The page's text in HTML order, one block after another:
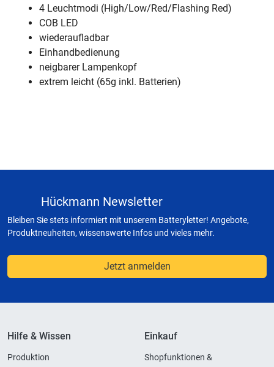
4 Leuchtmodi (High/Low/Red/Flashing Red)
COB LED
wiederaufladbar
Einhandbedienung
neigbarer Lampenkopf
extrem leicht (65g inkl. Batterien)
Hückmann Newsletter
Bleiben Sie stets informiert mit unserem Batteryletter! Angebote,
Produktneuheiten, wissenswerte Infos und vieles mehr.
Jetzt anmelden
Hilfe & Wissen
Produktion
Einkauf
Shopfunktionen &